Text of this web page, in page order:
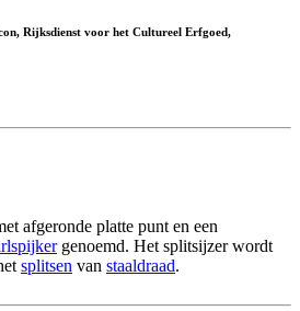
Rijksdienst voor het Cultureel Erfgoed,
afgeronde platte punt en een
genoemd. Het splitsijzer wordt
splitsen van staaldraad.